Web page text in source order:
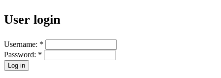
User login
Username: *
Password: *